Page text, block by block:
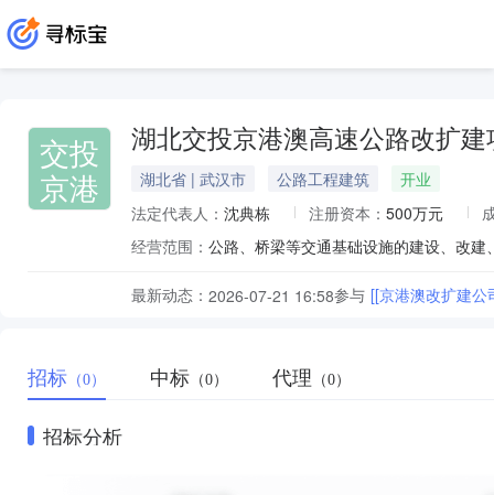
交投
京港
湖北交投京港澳高速公路改扩
湖北省 | 武汉市 公路工程建筑
开业
法定代表人： 沈典栋 注册资本： 500万元
经营范围： 公路、桥梁等交通基础设施的建设、改
最新动态： 2026-07-21 16:58参与 [[京港澳改扩建
招标 （0） 中标 （0） 代理 （0）
招标分析